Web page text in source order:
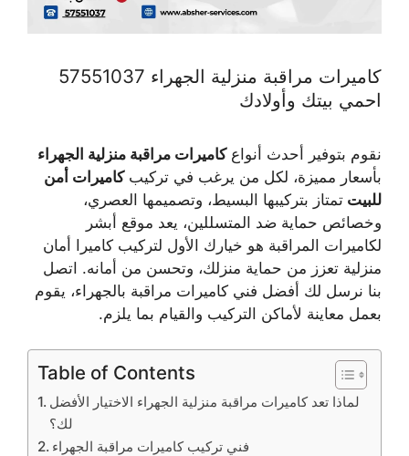
كاميرات مراقبة منزلية الجهراء 57551037
احمي بيتك وأولادك
نقوم بتوفير أحدث أنواعكاميرات مراقبة منزلية الجهراء
بأسعار مميزة، لكل من يرغب في تركيبكاميرات أمن
للبيت تمتاز بتركيبها البسيط، وتصميمها العصري،
وخصائص حماية ضد المتسللين، يعد موقع أبشر
لكاميرات المراقبة هو خيارك الأول لتركيب كاميرا أمان
منزلية تعزز من حماية منزلك، وتحسن من أمانه. اتصل
بنا نرسل لك أفضل فني كاميرات مراقبة بالجهراء، يقوم
بعمل معاينة لأماكن التركيب والقيام بما يلزم.
Table of Contents
لماذا تعد كاميرات مراقبة منزلية الجهراء الاختيار الأفضل
فني تركيب كاميرات مراقبة الجهراء